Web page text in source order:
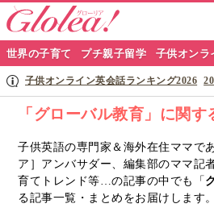
グ
ロ
リ
ア
ナ
世界の子育て プチ親子留学 子供オンラ
子供オンライン英会話ランキング2026
「グローバル教育」に関
子供英語の専門家＆海外在住ママで
ア］アンバサダー、編集部のママ記
育てトレンド等…の記事の中でも「
る記事一覧・まとめをお届けします。